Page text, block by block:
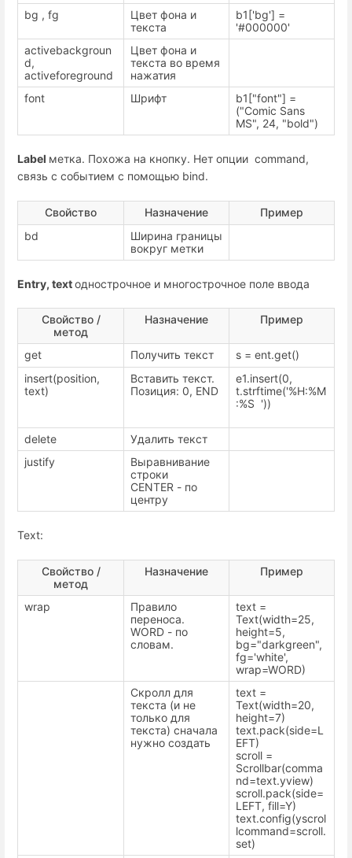
bg , fg
Цвет фона и
текста
b1['bg'] =
'#000000'
activebackgroun
d,
activeforeground
Цвет фона и
текста во время
нажатия
font
Шрифт
b1["font"] =
("Comic Sans
MS", 24, "bold")
Label метка. Похожа на кнопку. Нет опции command,
связь с событием с помощью bind.
Свойство Назначение
Пример
bd
Ширина границы
вокруг метки
Entry, textоднострочное и многострочное поле ввода
Свойство /
метод
Назначение Пример
get Получить текст
s = ent.get()
insert(position,
text)
Вставить текст.
Позиция: 0, END
e1.insert(0,
t.strftime('%H:%M
:%S '))
delete
Удалить текст
justify
Выравнивание
строки
CENTER - по
центру
Text:
Свойство /
метод
Назначение Пример
wrap
Правило
переноса.
WORD - по
словам.
text =
Text(width=25,
height=5,
bg="darkgreen",
fg='white',
wrap=WORD)
Скролл для
текста (и не
только для
текста) сначала
нужно создать
text =
Text(width=20,
height=7)
text.pack(side=L
EFT)
scroll =
Scrollbar(comma
nd=text.yview)
scroll.pack(side=
LEFT, fill=Y)
text.config(yscrol
lcommand=scroll.
set)